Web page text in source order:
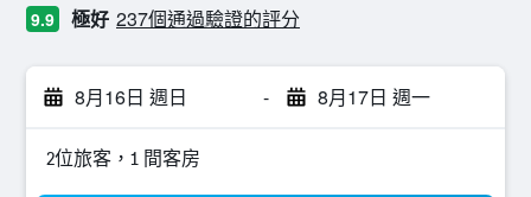
9.9 極好 237個通過驗證的評分
8月16日 週日 - 8月17日 週一
2位旅客，1 間客房